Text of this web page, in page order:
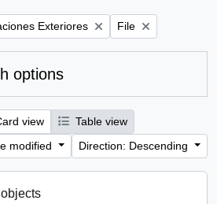
Exteriores Remove filter:
File
options
view
Table view
modified
Direction: Descending